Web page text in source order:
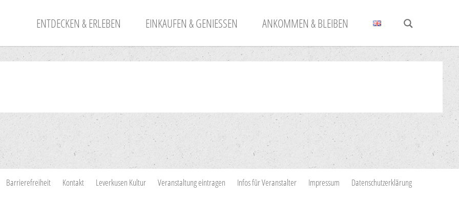
ENTDECKEN & ERLEBEN EINKAUFEN & GENIESSEN ANKOMMEN & BLEIBEN
Barrierefreiheit Kontakt Leverkusen Kultur Veranstaltung eintragen Infos für Veranstalter Impressum Datenschutzerklärung